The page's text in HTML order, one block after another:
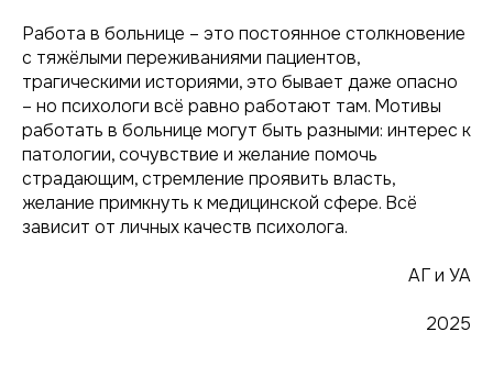
Работа в больнице – это постоянное столкновение
с тяжёлыми переживаниями пациентов,
трагическими историями, это бывает даже опасно
– но психологи всё равно работают там. Мотивы
работать в больнице могут быть разными: интерес к
патологии, сочувствие и желание помочь
страдающим, стремление проявить власть,
желание примкнуть к медицинской сфере. Всё
зависит от личных качеств психолога.
АГ и УА
2025